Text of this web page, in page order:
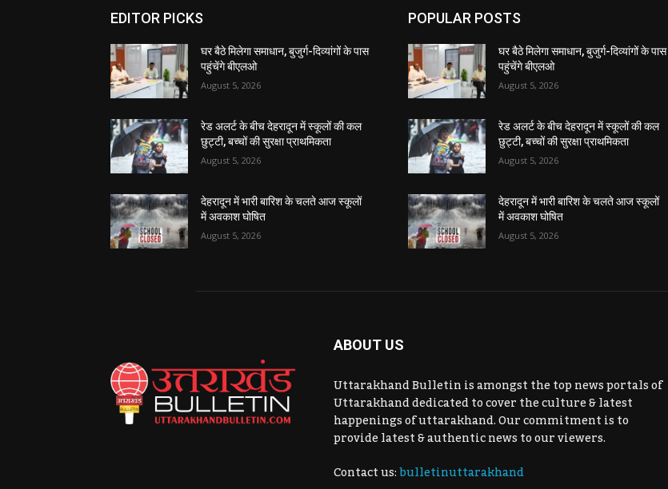
EDITOR PICKS
घर बैठे मिलेगा समाधान, बुजुर्ग-दिव्यांगों के पास
पहुंचेंगे बीएलओ
August 5, 2026
रेड अलर्ट के बीच देहरादून में स्कूलों की कल
छुट्टी, बच्चों की सुरक्षा प्राथमिकता
August 5, 2026
देहरादून में भारी बारिश के चलते आज स्कूलों
में अवकाश घोषित
August 5, 2026
POPULAR POSTS
घर बैठे मिलेगा समाधान, बुजुर्ग-दिव्यांगों के पास
पहुंचेंगे बीएलओ
August 5, 2026
रेड अलर्ट के बीच देहरादून में स्कूलों की कल
छुट्टी, बच्चों की सुरक्षा प्राथमिकता
August 5, 2026
देहरादून में भारी बारिश के चलते आज स्कूलों
में अवकाश घोषित
August 5, 2026
ABOUT US
Uttarakhand Bulletin is amongst the top news portals of
Uttarakhand dedicated to cover the culture & latest
happenings of uttarakhand. Our commitment is to
provide latest & authentic news to our viewers.
Contact us:bulletinuttarakhand